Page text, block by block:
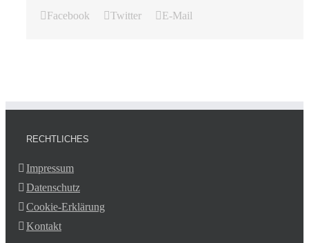
Facebook
Twitter E-Mail
RECHTLICHES
Impressum
Datenschutz
Cookie-Erklärung
Kontakt